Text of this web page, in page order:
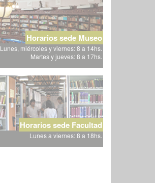
Horarios sede Museo
Lunes, miércoles y viernes: 8 a 14hs.
Martes y jueves: 8 a 17hs.
Horarios sede Facultad
Lunes a viernes: 8 a 18hs.